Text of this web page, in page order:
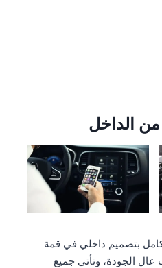
ميجان 2021 فل كامل بتصميم داخلي في قمة
عال الجودة، وتأتي جميع